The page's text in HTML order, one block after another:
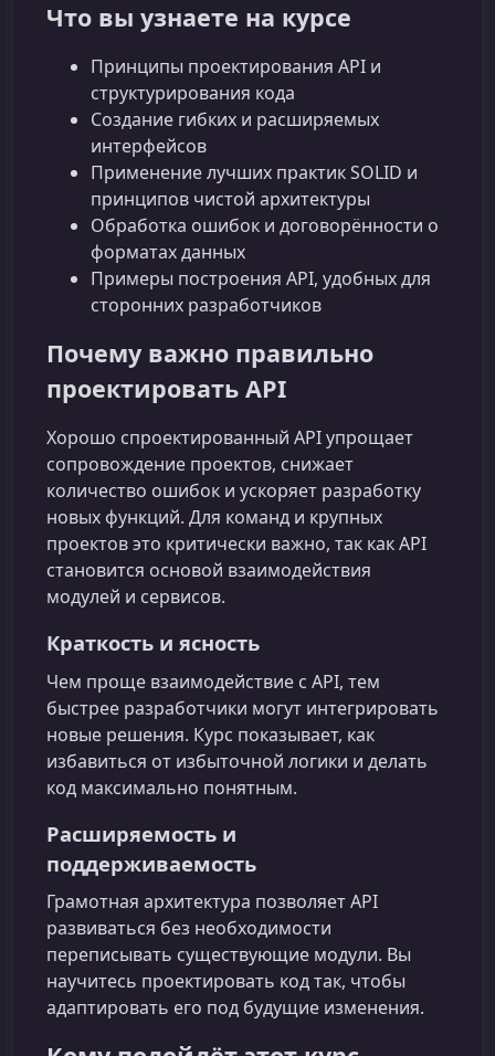
Что вы узнаете на курсе
Принципы проектирования API и
структурирования кода
Создание гибких и расширяемых
интерфейсов
Применение лучших практик SOLID и
принципов чистой архитектуры
Обработка ошибок и договорённости о
форматах данных
Примеры построения API, удобных для
сторонних разработчиков
Почему важно правильно
проектировать API
Хорошо спроектированный API упрощает
сопровождение проектов, снижает
количество ошибок и ускоряет разработку
новых функций. Для команд и крупных
проектов это критически важно, так как API
становится основой взаимодействия
модулей и сервисов.
Краткость и ясность
Чем проще взаимодействие с API, тем
быстрее разработчики могут интегрировать
новые решения. Курс показывает, как
избавиться от избыточной логики и делать
код максимально понятным.
Расширяемость и
поддерживаемость
Грамотная архитектура позволяет API
развиваться без необходимости
переписывать существующие модули. Вы
научитесь проектировать код так, чтобы
адаптировать его под будущие изменения.